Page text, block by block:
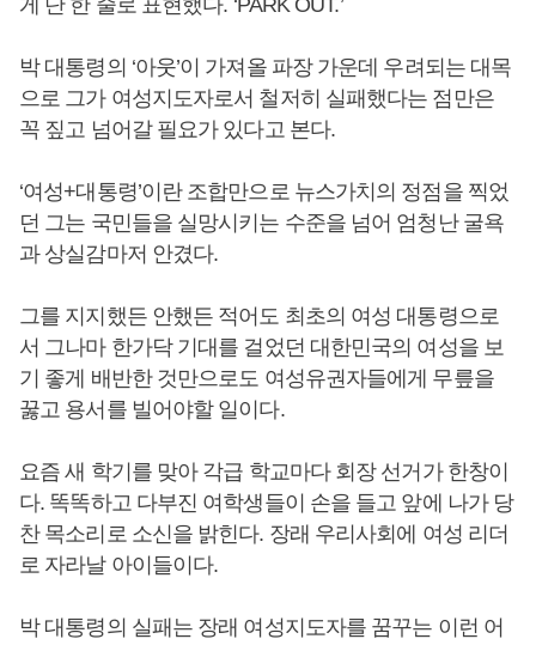
게 단 한 줄로 표현했다. ‘PARK OUT.’
박 대통령의 ‘아웃’이 가져올 파장 가운데 우려되는 대목
으로 그가 여성지도자로서 철저히 실패했다는 점만은
꼭 짚고 넘어갈 필요가 있다고 본다.
‘여성+대통령’이란 조합만으로 뉴스가치의 정점을 찍었
던 그는 국민들을 실망시키는 수준을 넘어 엄청난 굴욕
과 상실감마저 안겼다.
그를 지지했든 안했든 적어도 최초의 여성 대통령으로
서 그나마 한가닥 기대를 걸었던 대한민국의 여성을 보
기 좋게 배반한 것만으로도 여성유권자들에게 무릎을
꿇고 용서를 빌어야할 일이다.
요즘 새 학기를 맞아 각급 학교마다 회장 선거가 한창이
다. 똑똑하고 다부진 여학생들이 손을 들고 앞에 나가 당
찬 목소리로 소신을 밝힌다. 장래 우리사회에 여성 리더
로 자라날 아이들이다.
박 대통령의 실패는 장래 여성지도자를 꿈꾸는 이런 어